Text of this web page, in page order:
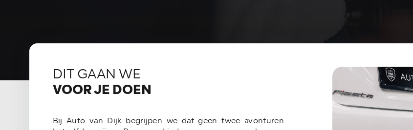
DIT GAAN WE
VOOR JE DOEN
Bij Auto van Dijk begrijpen we dat geen twee avonturen